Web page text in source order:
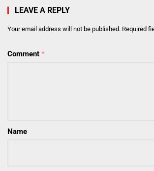
LEAVE A REPLY
Your email address will not be published. Required
Comment *
Name